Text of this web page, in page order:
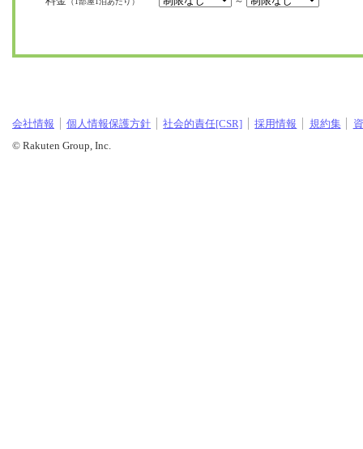
会社情報 個人情報保護方針 社会的責任[CSR] 採用情報 規約集
© Rakuten Group, Inc.